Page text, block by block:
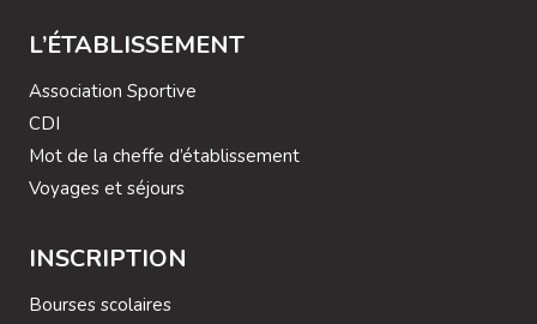
L’ÉTABLISSEMENT
Association Sportive
CDI
Mot de la cheffe d’établissement
Voyages et séjours
INSCRIPTION
Bourses scolaires